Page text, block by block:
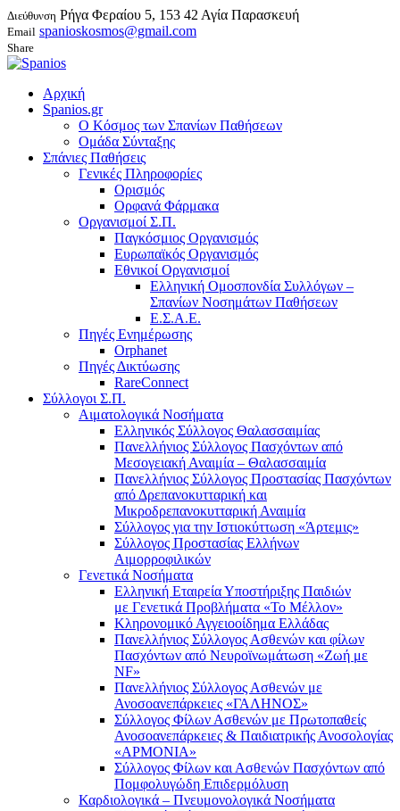
Διεύθυνση Ρήγα Φεραίου 5, 153 42 Αγία Παρασκευή
Email spanioskosmos@gmail.com
Share
Αρχική
Spanios.gr
Ο Κόσμος των Σπανίων Παθήσεων
Ομάδα Σύνταξης
Σπάνιες Παθήσεις
Γενικές Πληροφορίες
Ορισμός
Ορφανά Φάρμακα
Οργανισμοί Σ.Π.
Παγκόσμιος Οργανισμός
Ευρωπαϊκός Οργανισμός
Εθνικοί Οργανισμοί
Ελληνική Ομοσπονδία Συλλόγων –
Σπανίων Νοσημάτων Παθήσεων
Ε.Σ.Α.Ε.
Πηγές Ενημέρωσης
Orphanet
Πηγές Δικτύωσης
RareConnect
Σύλλογοι Σ.Π.
Αιματολογικά Νοσήματα
Ελληνικός Σύλλογος Θαλασσαιμίας
Πανελλήνιος Σύλλογος Πασχόντων από
Μεσογειακή Αναιμία – Θαλασσαιμία
Πανελλήνιος Σύλλογος Προστασίας Πασχόντων
από Δρεπανοκυτταρική και
Μικροδρεπανοκυτταρική Αναιμία
Σύλλογος για την Ιστιοκύττωση «Άρτεμις»
Σύλλογος Προστασίας Ελλήνων
Αιμορροφιλικών
Γενετικά Νοσήματα
Ελληνική Εταιρεία Υποστήριξης Παιδιών
με Γενετικά Προβλήματα «Το Μέλλον»
Κληρονομικό Αγγειοοίδημα Ελλάδας
Πανελλήνιος Σύλλογος Ασθενών και φίλων
Πασχόντων από Νευροϊνωμάτωση «Ζωή με
NF»
Πανελλήνιος Σύλλογος Ασθενών με
Ανοσοανεπάρκειες «ΓΑΛΗΝΟΣ»
Σύλλογος Φίλων Ασθενών με Πρωτοπαθείς
Ανοσοανεπάρκειες & Παιδιατρικής Ανοσολογίας
«ΑΡΜΟΝΙΑ»
Σύλλογος Φίλων και Ασθενών Πασχόντων από
Πομφολυγώδη Επιδερμόλυση
Καρδιολογικά – Πνευμονολογικά Νοσήματα